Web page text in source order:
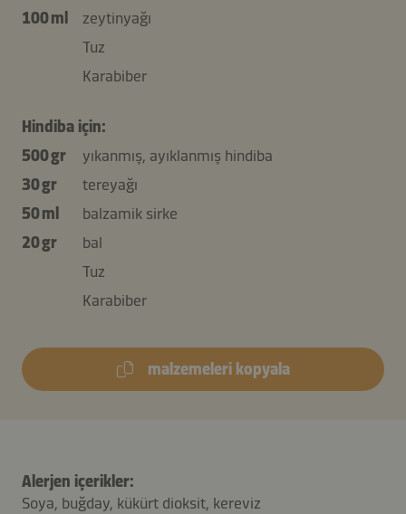
100 ml
zeytinyağı
Tuz
Karabiber
Hindiba için:
500 gr
yıkanmış, ayıklanmış hindiba
30 gr
tereyağı
50 ml
balzamik sirke
20 gr
bal
Tuz
Karabiber
malzemeleri kopyala
Alerjen içerikler:
Soya, buğday, kükürt dioksit, kereviz